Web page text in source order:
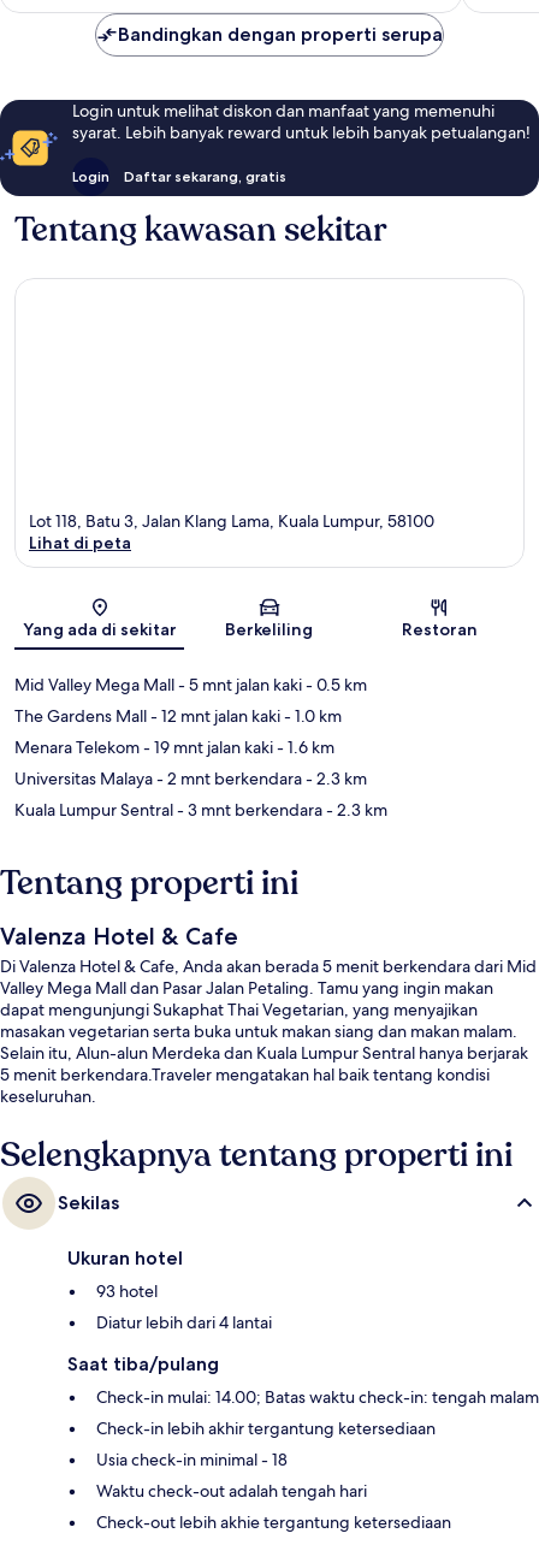
Bandingkan dengan properti serupa
Login untuk melihat diskon dan manfaat yang memenuhi
syarat. Lebih banyak reward untuk lebih banyak petualangan!
Login Daftar sekarang, gratis
Tentang kawasan sekitar
Peta
Lot 118, Batu 3, Jalan Klang Lama, Kuala Lumpur, 58100
Lihat di peta
Yang ada di sekitar Berkeliling Restoran
Mid Valley Mega Mall- 5 mnt jalan kaki- 0.5 km
The Gardens Mall- 12 mnt jalan kaki- 1.0 km
Menara Telekom- 19 mnt jalan kaki- 1.6 km
Universitas Malaya- 2 mnt berkendara- 2.3 km
Kuala Lumpur Sentral- 3 mnt berkendara- 2.3 km
Tentang properti ini
Valenza Hotel & Cafe
Di Valenza Hotel & Cafe, Anda akan berada 5 menit berkendara dari Mid
Valley Mega Mall dan Pasar Jalan Petaling. Tamu yang ingin makan
dapat mengunjungi Sukaphat Thai Vegetarian, yang menyajikan
masakan vegetarian serta buka untuk makan siang dan makan malam.
Selain itu, Alun-alun Merdeka dan Kuala Lumpur Sentral hanya berjarak
5 menit berkendara.Traveler mengatakan hal baik tentang kondisi
keseluruhan.
Selengkapnya tentang properti ini
Sekilas
Ukuran hotel
93 hotel
Diatur lebih dari 4 lantai
Saat tiba/pulang
Check-in mulai: 14.00; Batas waktu check-in: tengah malam
Check-in lebih akhir tergantung ketersediaan
Usia check-in minimal - 18
Waktu check-out adalah tengah hari
Check-out lebih akhie tergantung ketersediaan